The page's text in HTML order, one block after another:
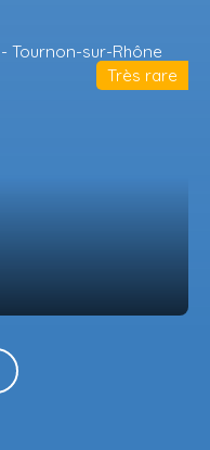
Très rare